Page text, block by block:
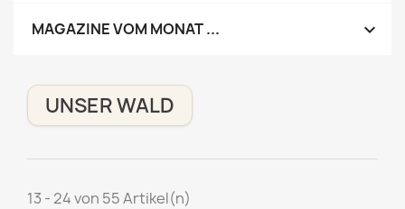
MAGAZINE VOM MONAT ... 
UNSER WALD
13 - 24 von 55 Artikel(n)